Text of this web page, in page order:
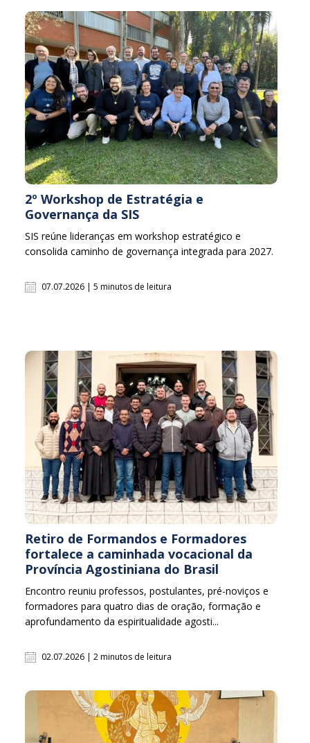
2º Workshop de Estratégia e
Governança da SIS
SIS reúne lideranças em workshop estratégico e
consolida caminho de governança integrada para 2027.
07.07.2026 | 5 minutos de leitura
Retiro de Formandos e Formadores
fortalece a caminhada vocacional da
Província Agostiniana do Brasil
Encontro reuniu professos, postulantes, pré-noviços e
formadores para quatro dias de oração, formação e
aprofundamento da espiritualidade agosti...
02.07.2026 | 2 minutos de leitura